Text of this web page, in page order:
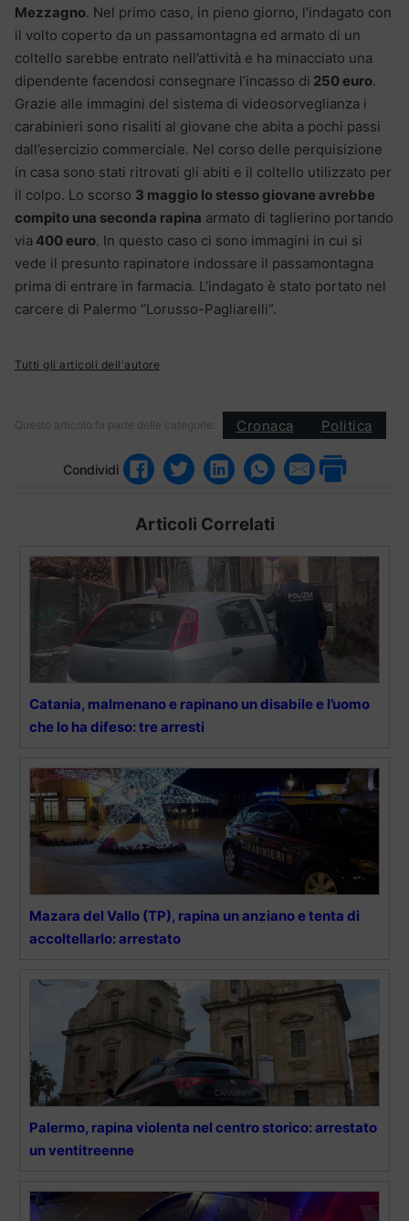
Mezzagno. Nel primo caso, in pieno giorno, l’indagato con
il volto coperto da un passamontagna ed armato di un
coltello sarebbe entrato nell’attività e ha minacciato una
dipendente facendosi consegnare l’incasso di 250 euro.
Grazie alle immagini del sistema di videosorveglianza i
carabinieri sono risaliti al giovane che abita a pochi passi
dall’esercizio commerciale. Nel corso delle perquisizione
in casa sono stati ritrovati gli abiti e il coltello utilizzato per
il colpo. Lo scorso 3 maggio lo stesso giovane avrebbe
compito una seconda rapina armato di taglierino portando
via 400 euro. In questo caso ci sono immagini in cui si
vede il presunto rapinatore indossare il passamontagna
prima di entrare in farmacia. L’indagato è stato portato nel
carcere di Palermo “Lorusso-Pagliarelli”.
Tutti gli articoli dell'autore
Questo articolo fa parte delle categorie: Cronaca Politica
Condividi
Articoli Correlati
Catania, malmenano e rapinano un disabile e l’uomo
che lo ha difeso: tre arresti
Mazara del Vallo (TP), rapina un anziano e tenta di
accoltellarlo: arrestato
Palermo, rapina violenta nel centro storico: arrestato
un ventitreenne